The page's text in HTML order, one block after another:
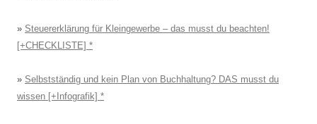
» Steuererklärung für Kleingewerbe – das musst du beachten!
[+CHECKLISTE]
» Selbstständig und kein Plan von Buchhaltung? DAS musst du
wissen [+Infografik]